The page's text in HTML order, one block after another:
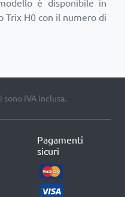
Trix H0 con il numero di
IVA inclusa.
Pagamenti
sicuri